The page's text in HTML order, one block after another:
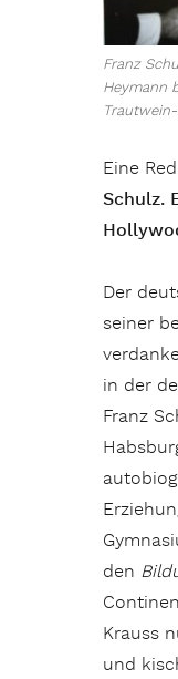
Franz
Heymann
Eine
Schulz.
Der
seiner
in der
Franz
den
Krauss
und